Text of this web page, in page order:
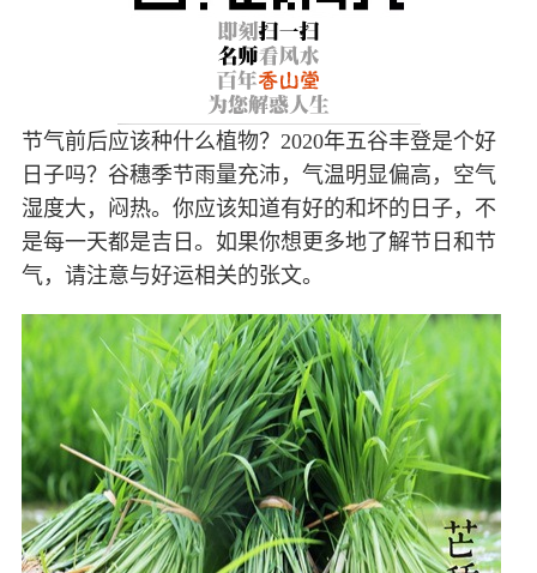
节气前后应该种什么植物？2020年五谷丰登是个好
日子吗？谷穗季节雨量充沛，气温明显偏高，空气
湿度大，闷热。你应该知道有好的和坏的日子，不
是每一天都是吉日。如果你想更多地了解节日和节
气，请注意与好运相关的张文。